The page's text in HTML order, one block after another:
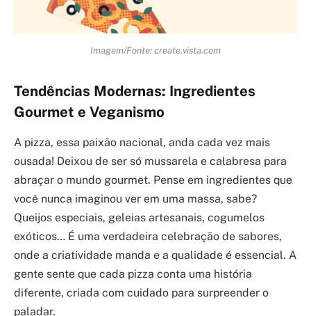
Imagem/Fonte: create.vista.com
Tendências Modernas: Ingredientes
Gourmet e Veganismo
A pizza, essa paixão nacional, anda cada vez mais
ousada! Deixou de ser só mussarela e calabresa para
abraçar o mundo gourmet. Pense em ingredientes que
você nunca imaginou ver em uma massa, sabe?
Queijos especiais, geleias artesanais, cogumelos
exóticos… É uma verdadeira celebração de sabores,
onde a criatividade manda e a qualidade é essencial. A
gente sente que cada pizza conta uma história
diferente, criada com cuidado para surpreender o
paladar.